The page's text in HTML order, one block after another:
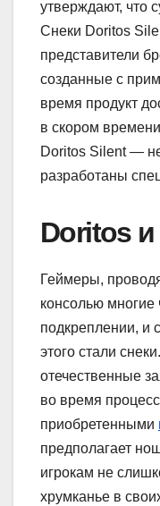
утверждают, что
Снеки Doritos
представители
созданные с
время продукт
в скором
Doritos Silent —
разработаны
Doritos и
Геймеры,
консолью
подкреплении, и
этого стали
отечественные
во время
приобретенными
предполагает
игрокам не
хрумканье в